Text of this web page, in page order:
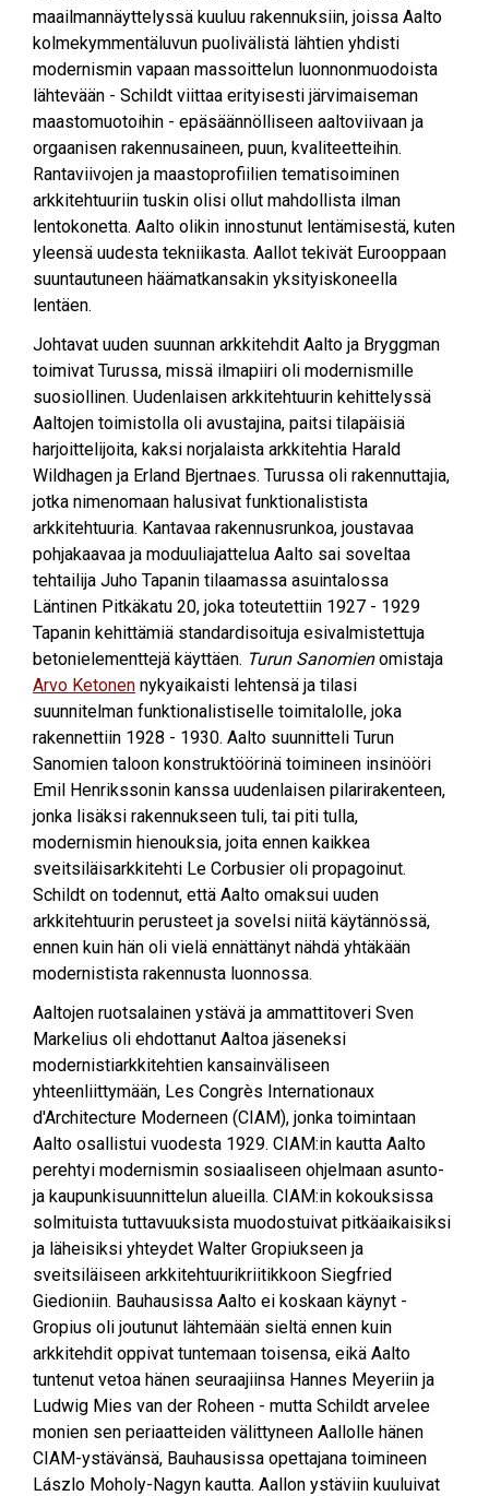
maailmannäyttelyssä kuuluu rakennuksiin, joissa Aalto
kolmekymmentäluvun puolivälistä lähtien yhdisti
modernismin vapaan massoittelun luonnonmuodoista
lähtevään - Schildt viittaa erityisesti järvimaiseman
maastomuotoihin - epäsäännölliseen aaltoviivaan ja
orgaanisen rakennusaineen, puun, kvaliteetteihin.
Rantaviivojen ja maastoprofiilien tematisoiminen
arkkitehtuuriin tuskin olisi ollut mahdollista ilman
lentokonetta. Aalto olikin innostunut lentämisestä, kuten
yleensä uudesta tekniikasta. Aallot tekivät Eurooppaan
suuntautuneen häämatkansakin yksityiskoneella
lentäen.
Johtavat uuden suunnan arkkitehdit Aalto ja Bryggman
toimivat Turussa, missä ilmapiiri oli modernismille
suosiollinen. Uudenlaisen arkkitehtuurin kehittelyssä
Aaltojen toimistolla oli avustajina, paitsi tilapäisiä
harjoittelijoita, kaksi norjalaista arkkitehtia Harald
Wildhagen ja Erland Bjertnaes. Turussa oli rakennuttajia,
jotka nimenomaan halusivat funktionalistista
arkkitehtuuria. Kantavaa rakennusrunkoa, joustavaa
pohjakaavaa ja moduuliajattelua Aalto sai soveltaa
tehtailija Juho Tapanin tilaamassa asuintalossa
Läntinen Pitkäkatu 20, joka toteutettiin 1927 - 1929
Tapanin kehittämiä standardisoituja esivalmistettuja
betonielementtejä käyttäen. Turun Sanomienomistaja
Arvo Ketonen nykyaikaisti lehtensä ja tilasi
suunnitelman funktionalistiselle toimitalolle, joka
rakennettiin 1928 - 1930. Aalto suunnitteli Turun
Sanomien taloon konstruktöörinä toimineen insinööri
Emil Henrikssonin kanssa uudenlaisen pilarirakenteen,
jonka lisäksi rakennukseen tuli, tai piti tulla,
modernismin hienouksia, joita ennen kaikkea
sveitsiläisarkkitehti Le Corbusier oli propagoinut.
Schildt on todennut, että Aalto omaksui uuden
arkkitehtuurin perusteet ja sovelsi niitä käytännössä,
ennen kuin hän oli vielä ennättänyt nähdä yhtäkään
modernistista rakennusta luonnossa.
Aaltojen ruotsalainen ystävä ja ammattitoveri Sven
Markelius oli ehdottanut Aaltoa jäseneksi
modernistiarkkitehtien kansainväliseen
yhteenliittymään, Les Congrès Internationaux
d'Architecture Moderneen (CIAM), jonka toimintaan
Aalto osallistui vuodesta 1929. CIAM:in kautta Aalto
perehtyi modernismin sosiaaliseen ohjelmaan asunto-
ja kaupunkisuunnittelun alueilla. CIAM:in kokouksissa
solmituista tuttavuuksista muodostuivat pitkäaikaisiksi
ja läheisiksi yhteydet Walter Gropiukseen ja
sveitsiläiseen arkkitehtuurikriitikkoon Siegfried
Giedioniin. Bauhausissa Aalto ei koskaan käynyt -
Gropius oli joutunut lähtemään sieltä ennen kuin
arkkitehdit oppivat tuntemaan toisensa, eikä Aalto
tuntenut vetoa hänen seuraajiinsa Hannes Meyeriin ja
Ludwig Mies van der Roheen - mutta Schildt arvelee
monien sen periaatteiden välittyneen Aallolle hänen
CIAM-ystävänsä, Bauhausissa opettajana toimineen
Lászlo Moholy-Nagyn kautta. Aallon ystäviin kuuluivat